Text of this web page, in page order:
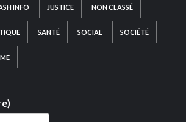
INFO JUSTICE NON CLASSÉ
SANTÉ SOCIAL SOCIÉTÉ